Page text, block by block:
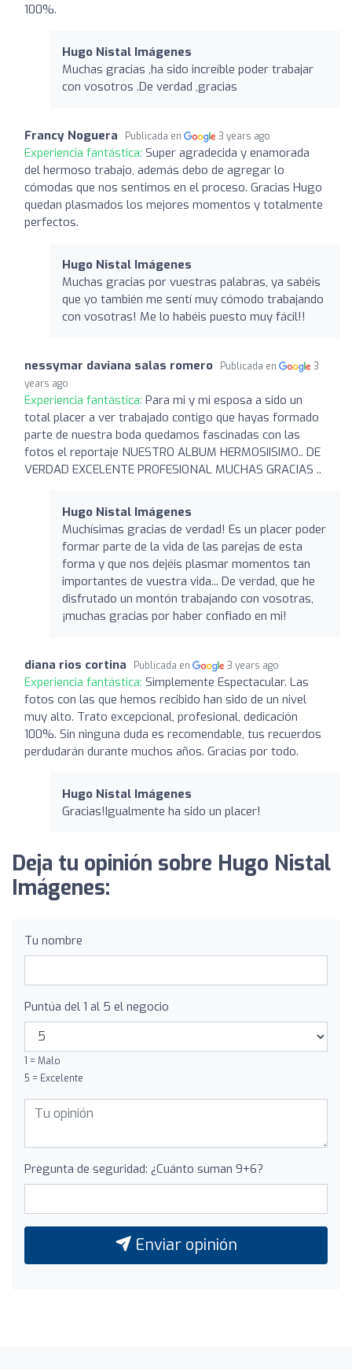
100%.
Hugo Nistal Imágenes
Muchas gracias ,ha sido increíble poder trabajar
con vosotros .De verdad ,gracias
Francy Noguera Publicada en 3 years ago
Experiencia fantástica: Super agradecida y enamorada
del hermoso trabajo, además debo de agregar lo
cómodas que nos sentimos en el proceso. Gracias Hugo
quedan plasmados los mejores momentos y totalmente
perfectos.
Hugo Nistal Imágenes
Muchas gracias por vuestras palabras, ya sabéis
que yo también me sentí muy cómodo trabajando
con vosotras! Me lo habéis puesto muy fácil!!
nessymar daviana salas romero Publicada en
3
years ago
Experiencia fantástica: Para mi y mi esposa a sido un
total placer a ver trabajado contigo que hayas formado
parte de nuestra boda quedamos fascinadas con las
fotos el reportaje NUESTRO ALBUM HERMOSIISIMO.. DE
VERDAD EXCELENTE PROFESIONAL MUCHAS GRACIAS ..
Hugo Nistal Imágenes
Muchísimas gracias de verdad! Es un placer poder
formar parte de la vida de las parejas de esta
forma y que nos dejéis plasmar momentos tan
importantes de vuestra vida... De verdad, que he
disfrutado un montón trabajando con vosotras,
¡muchas gracias por haber confiado en mi!
diana rios cortina Publicada en 3 years ago
Experiencia fantástica: Simplemente Espectacular. Las
fotos con las que hemos recibido han sido de un nivel
muy alto. Trato excepcional, profesional, dedicación
100%. Sin ninguna duda es recomendable, tus recuerdos
perdudarán durante muchos años. Gracias por todo.
Hugo Nistal Imágenes
Gracias!Igualmente ha sido un placer!
Deja tu opinión sobre Hugo Nistal
Imágenes:
Tu nombre
Puntúa del 1 al 5 el negocio
1 = Malo
5 = Excelente
Pregunta de seguridad: ¿Cuánto suman 9+6?
Enviar opinión